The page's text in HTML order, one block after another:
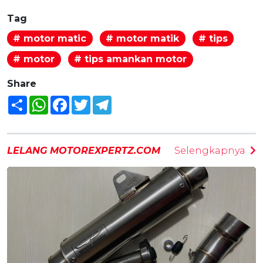
Tag
# motor matic
# motor matik
# tips
# motor
# tips amankan motor
Share
Share WhatsAppFacebook
Twitter
LELANG MOTOREXPERTZ.COM Selengkapnya